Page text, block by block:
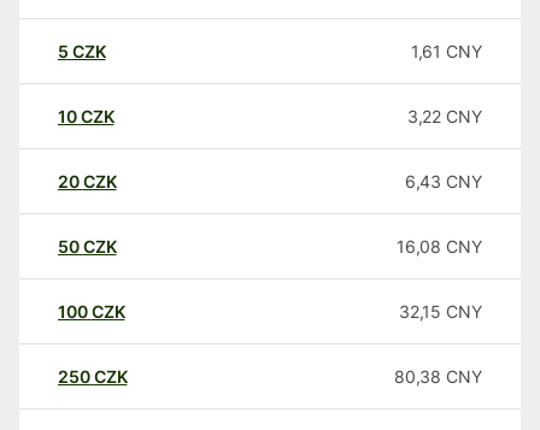
5 CZK 1,61 CNY
10CZK 3,22 CNY
20CZK 6,43 CNY
50CZK 16,08 CNY
100CZK 32,15 CNY
250CZK 80,38 CNY